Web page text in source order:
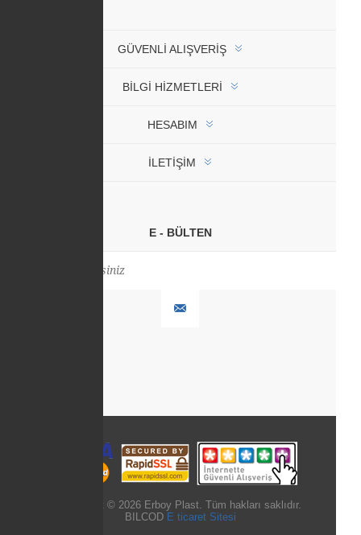
GÜVENLI ALIŞVERIŞ
BİLGİ HİZMETLERİ
HESABIM
İLETIŞIM
E - BÜLTEN
Copyright © 2026 Erboy Plast. Tüm hakları saklıdır.
BILCOD E ticaret Sitesi